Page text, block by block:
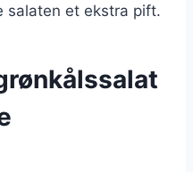
salaten et ekstra pift.